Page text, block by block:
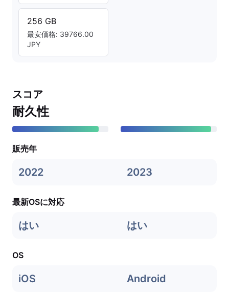
256 GB
最安価格: 39766.00
JPY
スコア
耐久性
販売年
2022 2023
最新OSに対応
はい はい
OS
iOS Android